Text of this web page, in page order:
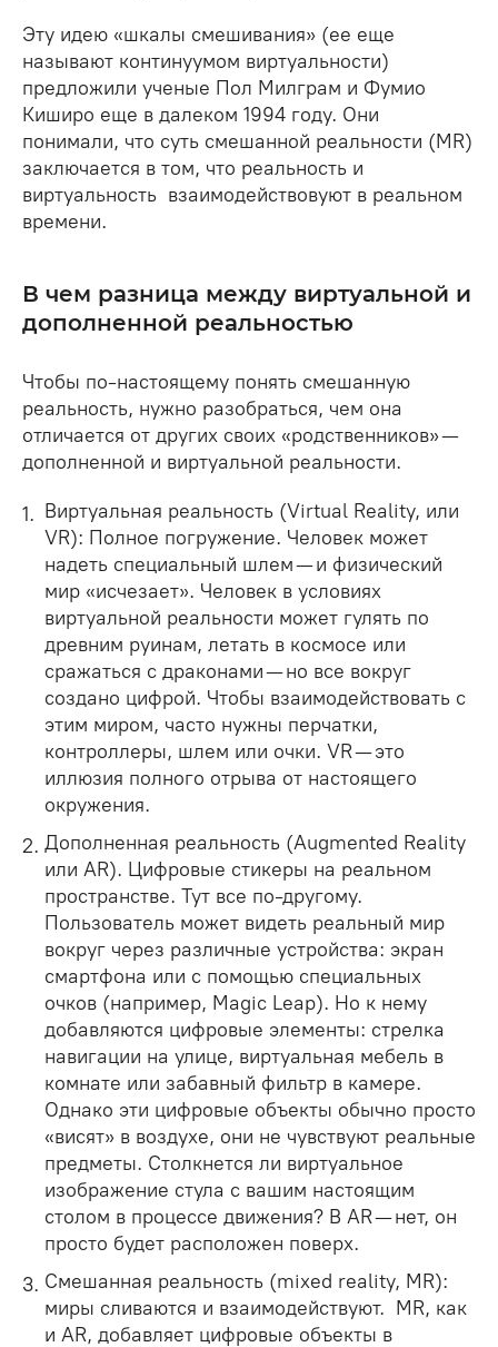
Эту идею «шкалы смешивания» (ее еще
называют континуумом виртуальности)
предложили ученые Пол Милграм и Фумио
Киширо еще в далеком 1994 году. Они
понимали, что суть смешанной реальности (MR)
заключается в том, что реальность и
виртуальность взаимодействовуют в реальном
времени.
В чем разница между виртуальной и
дополненной реальностью
Чтобы по-настоящему понять смешанную
реальность, нужно разобраться, чем она
отличается от других своих «родственников» —
дополненной и виртуальной реальности.
Виртуальная реальность (Virtual Reality, или
VR): Полное погружение. Человек может
надеть специальный шлем — и физический
мир «исчезает». Человек в условиях
виртуальной реальности может гулять по
древним руинам, летать в космосе или
сражаться с драконами — но все вокруг
создано цифрой. Чтобы взаимодействовать с
этим миром, часто нужны перчатки,
контроллеры, шлем или очки. VR — это
иллюзия полного отрыва от настоящего
окружения.
Дополненная реальность (Augmented Reality
или AR). Цифровые стикеры на реальном
пространстве. Тут все по-другому.
Пользователь может видеть реальный мир
вокруг через различные устройства: экран
смартфона или с помощью специальных
очков (например, Magic Leap). Но к нему
добавляются цифровые элементы: стрелка
навигации на улице, виртуальная мебель в
комнате или забавный фильтр в камере.
Однако эти цифровые объекты обычно просто
«висят» в воздухе, они не чувствуют реальные
предметы. Столкнется ли виртуальное
изображение стула с вашим настоящим
столом в процессе движения? В AR — нет, он
просто будет расположен поверх.
Смешанная реальность (mixed reality, MR):
миры сливаются и взаимодействуют. MR, как
и AR, добавляет цифровые объекты в